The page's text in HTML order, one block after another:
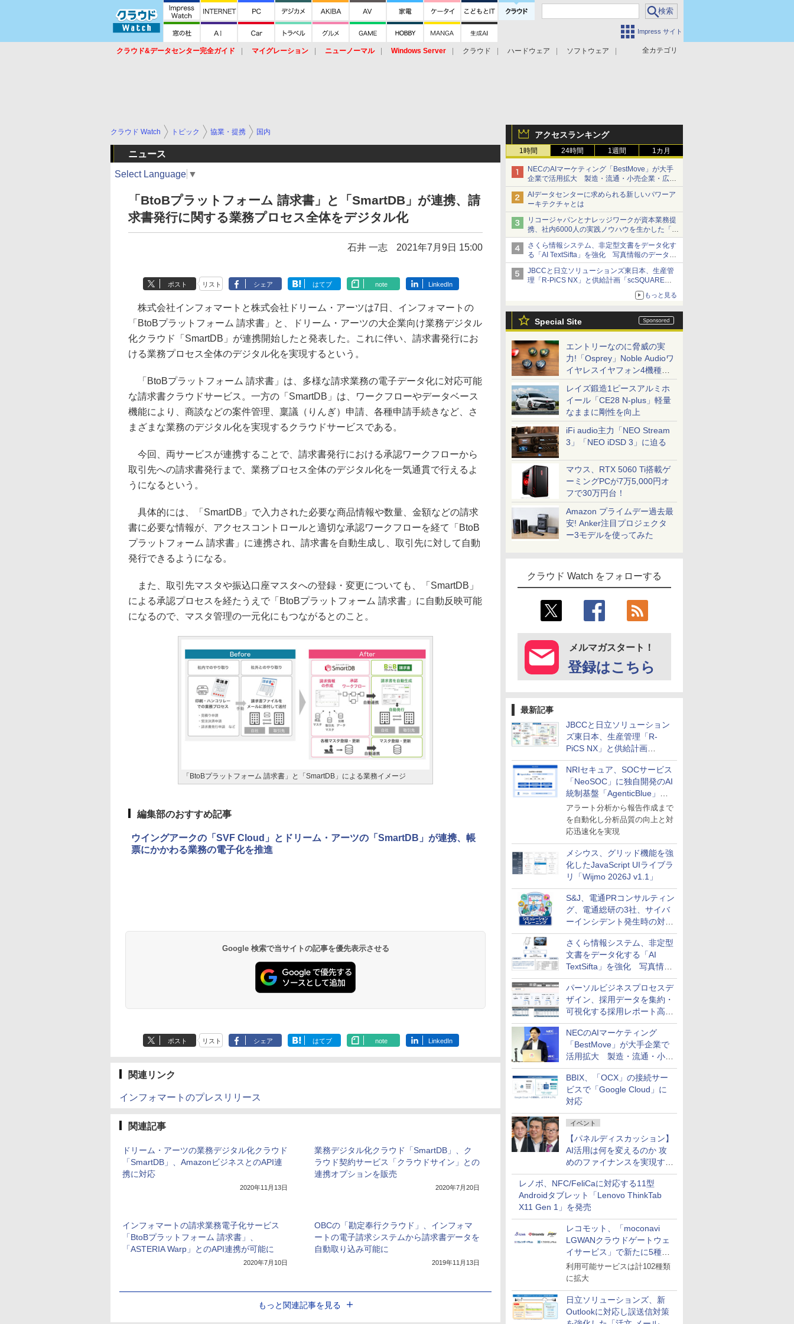
Impress サイト
全カテゴリ
クラウド&データセンター完全ガイド マイグレーション ニューノーマル Windows Server クラウド ハードウェア
ソフトウェア
アクセスランキング
1時間 24時間 1週間 1カ月
NECのAIマーケティング「BestMove」が大手
企業で活用拡大 製造・流通・小売企業・広告
代理店などが実装フェーズへ
AIデータセンターに求められる新しいパワーア
ーキテクチャとは
リコージャパンとナレッジワークが資本業務提
携、社内6000人の実践ノウハウを生かした「AI
商談記録 for RICOH」を展開へ
さくら情報システム、非定型文書をデータ化す
る「AI TextSifta」を強化 写真情報のデータ化
などに対応
JBCCと日立ソリューションズ東日本、生産管
理「R-PiCS NX」と供給計画「scSQUARE
もっと見る
Special Site
エントリーなのに脅威の実
力!「Osprey」Noble Audioワ
イヤレスイヤフォン4機種を
一気に聴く
レイズ鍛造1ピースアルミホ
イール「CE28 N-plus」軽量
なままに剛性を向上
iFi audio主力「NEO Stream
3」「NEO iDSD 3」に迫る
マウス、RTX 5060 Ti搭載ゲ
ーミングPCが7万5,000円オ
フで30万円台！
Amazon プライムデー過去最
安! Anker注目プロジェクタ
ー3モデルを使ってみた
クラウド Watch をフォローする
メルマガスタート！
登録はこちら
最新記事
JBCCと日立ソリューション
ズ東日本、生産管理「R-
PiCS NX」と供給計画
「scSQUARE ISP」の連携サ
ービスを提供開始
NRIセキュア、SOCサービス
「NeoSOC」に独自開発のAI
統制基盤「AgenticBlue」を
導入
アラート分析から報告作成まで
を自動化し分析品質の向上と対
応迅速化を実現
メシウス、グリッド機能を強
化したJavaScript UIライブラ
リ「Wijmo 2026J v1.1」
S&J、電通PRコンサルティン
グ、電通総研の3社、サイバ
ーインシデント発生時の対応
と危機管理広報を一体的に訓
練するプログラムを提供
さくら情報システム、非定型
文書をデータ化する「AI
TextSifta」を強化 写真情報
のデータ化などに対応
パーソルビジネスプロセスデ
ザイン、採用データを集約・
可視化する採用レポート高速
化サービスを提供
NECのAIマーケティング
「BestMove」が大手企業で
活用拡大 製造・流通・小売
企業・広告代理店などが実装
フェーズへ
BBIX、「OCX」の接続サー
ビスで「Google Cloud」に
対応
イベント
【パネルディスカッション】
AI活用は何を変えるのか 攻
めのファイナンスを実現する
業務設計とマインドセット変
革
レノボ、NFC/FeliCaに対応する11型
Androidタブレット「Lenovo ThinkTab
X11 Gen 1」を発売
レコモット、「moconavi
LGWANクラウドゲートウェ
イサービス」で新たに5種類
のサービスと連携開始
利用可能サービスは計102種類
に拡大
日立ソリューションズ、新
Outlookに対応し誤送信対策
クラウド Watch トピック 協業・提携 国内
ニュース
Select Language ▼
「BtoBプラットフォーム 請求書」と「SmartDB」が連携、請
求書発行に関する業務プロセス全体をデジタル化
石井 一志 2021年7月9日 15:00
ポスト リスト シェア はてブ note LinkedIn
株式会社インフォマートと株式会社ドリーム・アーツは7日、インフォマートの
「BtoBプラットフォーム 請求書」と、ドリーム・アーツの大企業向け業務デジタル
化クラウド「SmartDB」が連携開始したと発表した。これに伴い、請求書発行にお
ける業務プロセス全体のデジタル化を実現するという。
「BtoBプラットフォーム 請求書」は、多様な請求業務の電子データ化に対応可能
な請求書クラウドサービス。一方の「SmartDB」は、ワークフローやデータベース
機能により、商談などの案件管理、稟議（りんぎ）申請、各種申請手続きなど、さ
まざまな業務のデジタル化を実現するクラウドサービスである。
今回、両サービスが連携することで、請求書発行における承認ワークフローから
取引先への請求書発行まで、業務プロセス全体のデジタル化を一気通貫で行えるよ
うになるという。
具体的には、「SmartDB」で入力された必要な商品情報や数量、金額などの請求
書に必要な情報が、アクセスコントロールと適切な承認ワークフローを経て「BtoB
プラットフォーム 請求書」に連携され、請求書を自動生成し、取引先に対して自動
発行できるようになる。
また、取引先マスタや振込口座マスタへの登録・変更についても、「SmartDB」
による承認プロセスを経たうえで「BtoBプラットフォーム 請求書」に自動反映可能
になるので、マスタ管理の一元化にもつながるとのこと。
「BtoBプラットフォーム 請求書」と「SmartDB」による業務イメージ
編集部のおすすめ記事
ウイングアークの「SVF Cloud」とドリーム・アーツの「SmartDB」が連携、帳
票にかかわる業務の電子化を推進
Google 検索で当サイトの記事を優先表示させる
ポスト リスト シェア はてブ note LinkedIn
関連リンク
インフォマートのプレスリリース
関連記事
ドリーム・アーツの業務デジタル化クラウド
「SmartDB」、AmazonビジネスとのAPI連
携に対応
2020年11月13日
業務デジタル化クラウド「SmartDB」、ク
ラウド契約サービス「クラウドサイン」との
連携オプションを販売
2020年7月20日
インフォマートの請求業務電子化サービス
「BtoBプラットフォーム 請求書」、
「ASTERIA Warp」とのAPI連携が可能に
2020年7月10日
OBCの「勘定奉行クラウド」、インフォマ
ートの電子請求システムから請求書データを
自動取り込み可能に
2019年11月13日
もっと関連記事を見る